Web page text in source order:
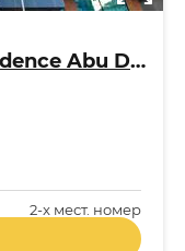
Majlis Grand Mercure Residence Abu Dhabi 5*
2-x мест. номер